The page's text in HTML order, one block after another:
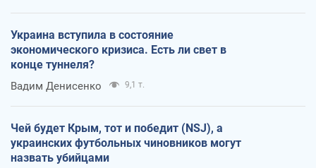
Украина вступила в состояние
экономического кризиса. Есть ли свет в
конце туннеля?
Вадим Денисенко 9,1 т.
Чей будет Крым, тот и победит (NSJ), а
украинских футбольных чиновников могут
назвать убийцами